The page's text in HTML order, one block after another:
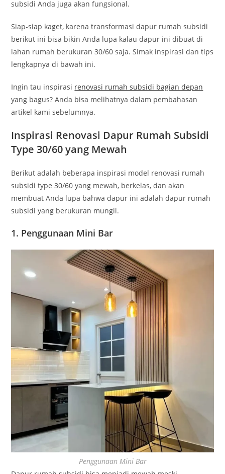
subsidi Anda juga akan fungsional.
Siap-siap kaget, karena transformasi dapur rumah subsidi
berikut ini bisa bikin Anda lupa kalau dapur ini dibuat di
lahan rumah berukuran 30/60 saja. Simak inspirasi dan tips
lengkapnya di bawah ini.
Ingin tau inspirasi renovasi rumah subsidi bagian depan
yang bagus? Anda bisa melihatnya dalam pembahasan
artikel kami sebelumnya.
Inspirasi Renovasi Dapur Rumah Subsidi
Type 30/60 yang Mewah
Berikut adalah beberapa inspirasi model renovasi rumah
subsidi type 30/60 yang mewah, berkelas, dan akan
membuat Anda lupa bahwa dapur ini adalah dapur rumah
subsidi yang berukuran mungil.
1. Penggunaan Mini Bar
Penggunaan Mini Bar